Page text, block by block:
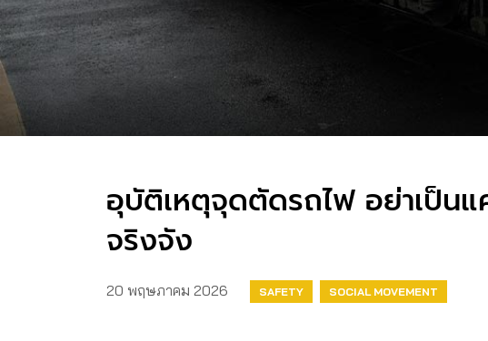
อุบัติเหตุจุดตัดรถไฟ อย่าเป็น
จริงจัง
20 พฤษภาคม 2026 SAFETY SOCIAL MOVEMENT